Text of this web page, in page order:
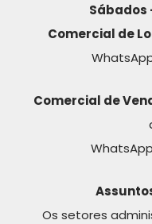
Sábados
Comercial de
Comercial de
Os setores